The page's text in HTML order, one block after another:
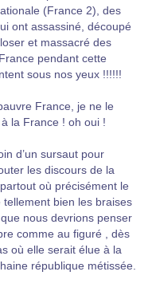
(France 2), des
ont assassiné, découpé
et massacré des
pendant cette
sous nos yeux !!!!!!
France, je ne le
la France ! oh oui !
d’un sursaut pour
les discours de la
où précisément le
tellement bien les braises
nous devrions penser
comme au figuré , dès
où elle serait élue à la
république métissée.